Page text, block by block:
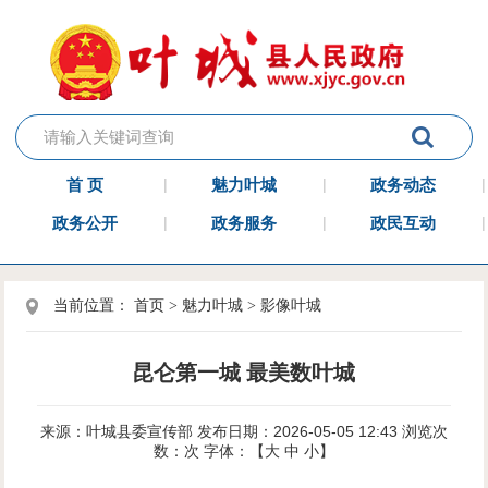
首 页 魅力叶城 政务动态
政务公开 政务服务 政民互动
当前位置：首页 > 魅力叶城 >影像叶城
昆仑第一城 最美数叶城
来源：叶城县委宣传部 发布日期：2026-05-05 12:43 浏览次
数： 次 字体：【大 中 小】